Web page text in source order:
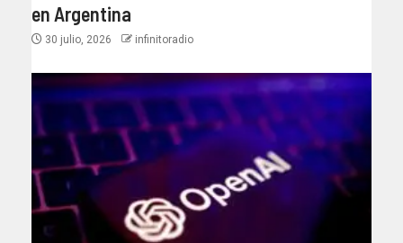
en Argentina
30 julio, 2026 infinitoradio